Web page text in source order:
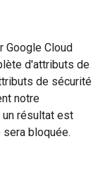
Google Cloud
d'attributs de
de sécurité
notre
un résultat est
bloquée.